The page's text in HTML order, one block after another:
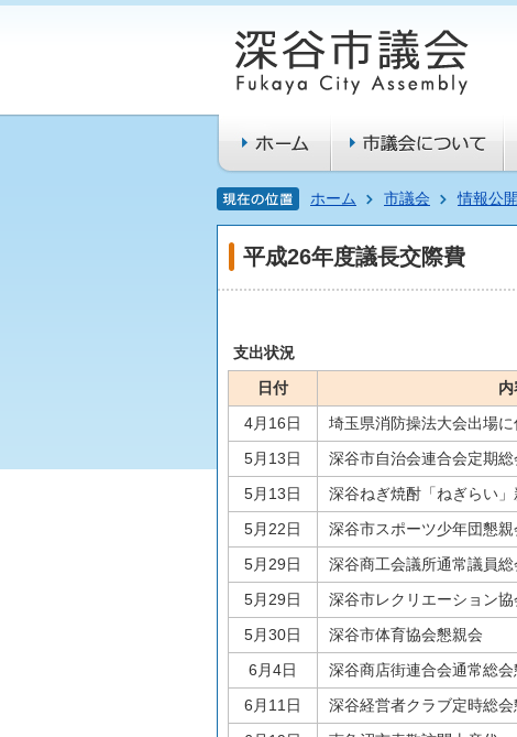
ホーム 市議会 情報公開
平成26年度議長交際費
支出状況
日付
4月16日
埼玉県消防操法大会出場
5月13日
深谷市自治会連合会定期
5月13日
深谷ねぎ焼酎「ねぎらい
5月22日
深谷市スポーツ少年団懇親
5月29日
深谷商工会議所通常議員
5月29日
深谷市レクリエーション協
5月30日
深谷市体育協会懇親会
6月4日
深谷商店街連合会通常総会
6月11日
深谷経営者クラブ定時総会